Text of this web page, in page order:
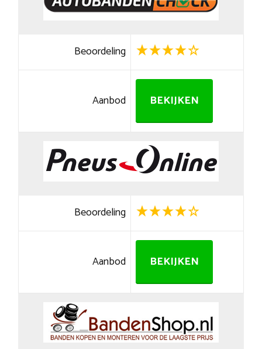
Beoordeling
Aanbod BEKIJKEN
Beoordeling
Aanbod BEKIJKEN